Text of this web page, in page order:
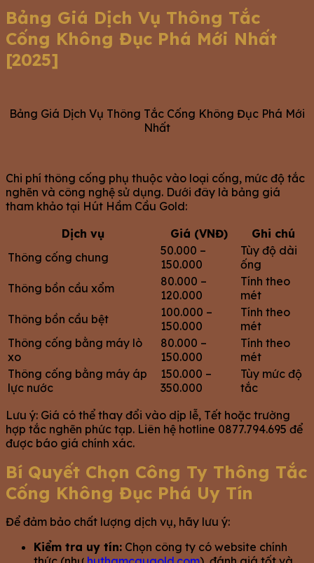
Bảng Giá Dịch Vụ Thông Tắc
Cống Không Đục Phá Mới Nhất
[2025]
Bảng Giá Dịch Vụ Thông Tắc Cống Không Đục Phá Mới
Nhất
Chi phí thông cống phụ thuộc vào loại cống, mức độ tắc
nghẽn và công nghệ sử dụng. Dưới đây là bảng giá
tham khảo tại Hút Hầm Cầu Gold:
Dịch vụ
Giá (VNĐ)
Ghi chú
Thông cống chung
50.000 –
150.000
Tùy độ dài
ống
Thông bồn cầu xổm
80.000 –
120.000
Tính theo
mét
Thông bồn cầu bệt
100.000 –
150.000
Tính theo
mét
Thông cống bằng máy lò
xo
80.000 –
150.000
Tính theo
mét
Thông cống bằng máy áp
lực nước
150.000 –
350.000
Tùy mức độ
tắc
Lưu ý: Giá có thể thay đổi vào dịp lễ, Tết hoặc trường
hợp tắc nghẽn phức tạp. Liên hệ hotline 0877.794.695 để
được báo giá chính xác.
Bí Quyết Chọn Công Ty Thông Tắc
Cống Không Đục Phá Uy Tín
Để đảm bảo chất lượng dịch vụ, hãy lưu ý:
Kiểm tra uy tín: Chọn công ty có website chính